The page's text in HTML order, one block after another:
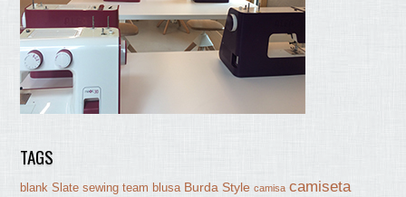
TAGS
blank Slate sewing team blusa Burda Style camisa camiseta